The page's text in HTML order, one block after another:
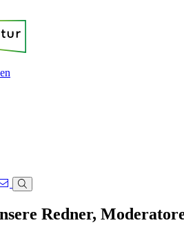
Redner,